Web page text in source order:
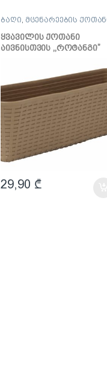
ბაღი, მცენარეების
ყვავილის ქოთანი
აივნისთვის ,,როტანგი”
29,90 ₾